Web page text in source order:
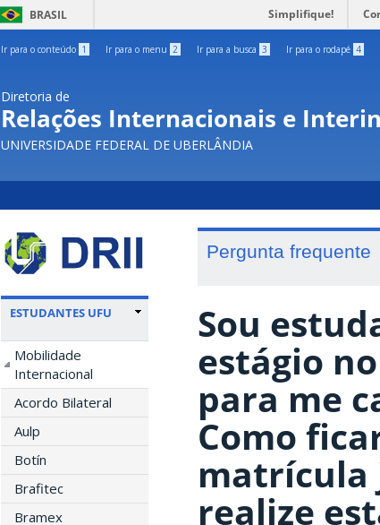
BRASIL Simplifique!
Ir para o conteúdo 1 Ir para o menu 2 Ir para a busca 3 Ir para o rodapé 4
Diretoria de
Relações Internacionais e
UNIVERSIDADE FEDERAL DE UBERLÂNDIA
ESTUDANTES UFU
Mobilidade
Internacional
Acordo Bilateral
Aulp
Botín
Brafitec
Bramex
Pergunta frequente
Sou
estágio
para me
Como
matrícula
realize